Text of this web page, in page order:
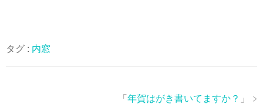
タグ : 内窓
「 年賀はがき書いてますか？ 」